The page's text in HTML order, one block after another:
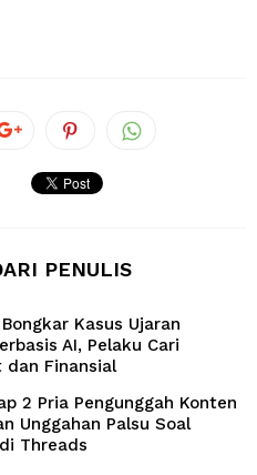
PENULIS
Kasus Ujaran
AI, Pelaku Cari
dan Finansial
2 Pria Pengunggah Konten
Unggahan Palsu Soal
Threads